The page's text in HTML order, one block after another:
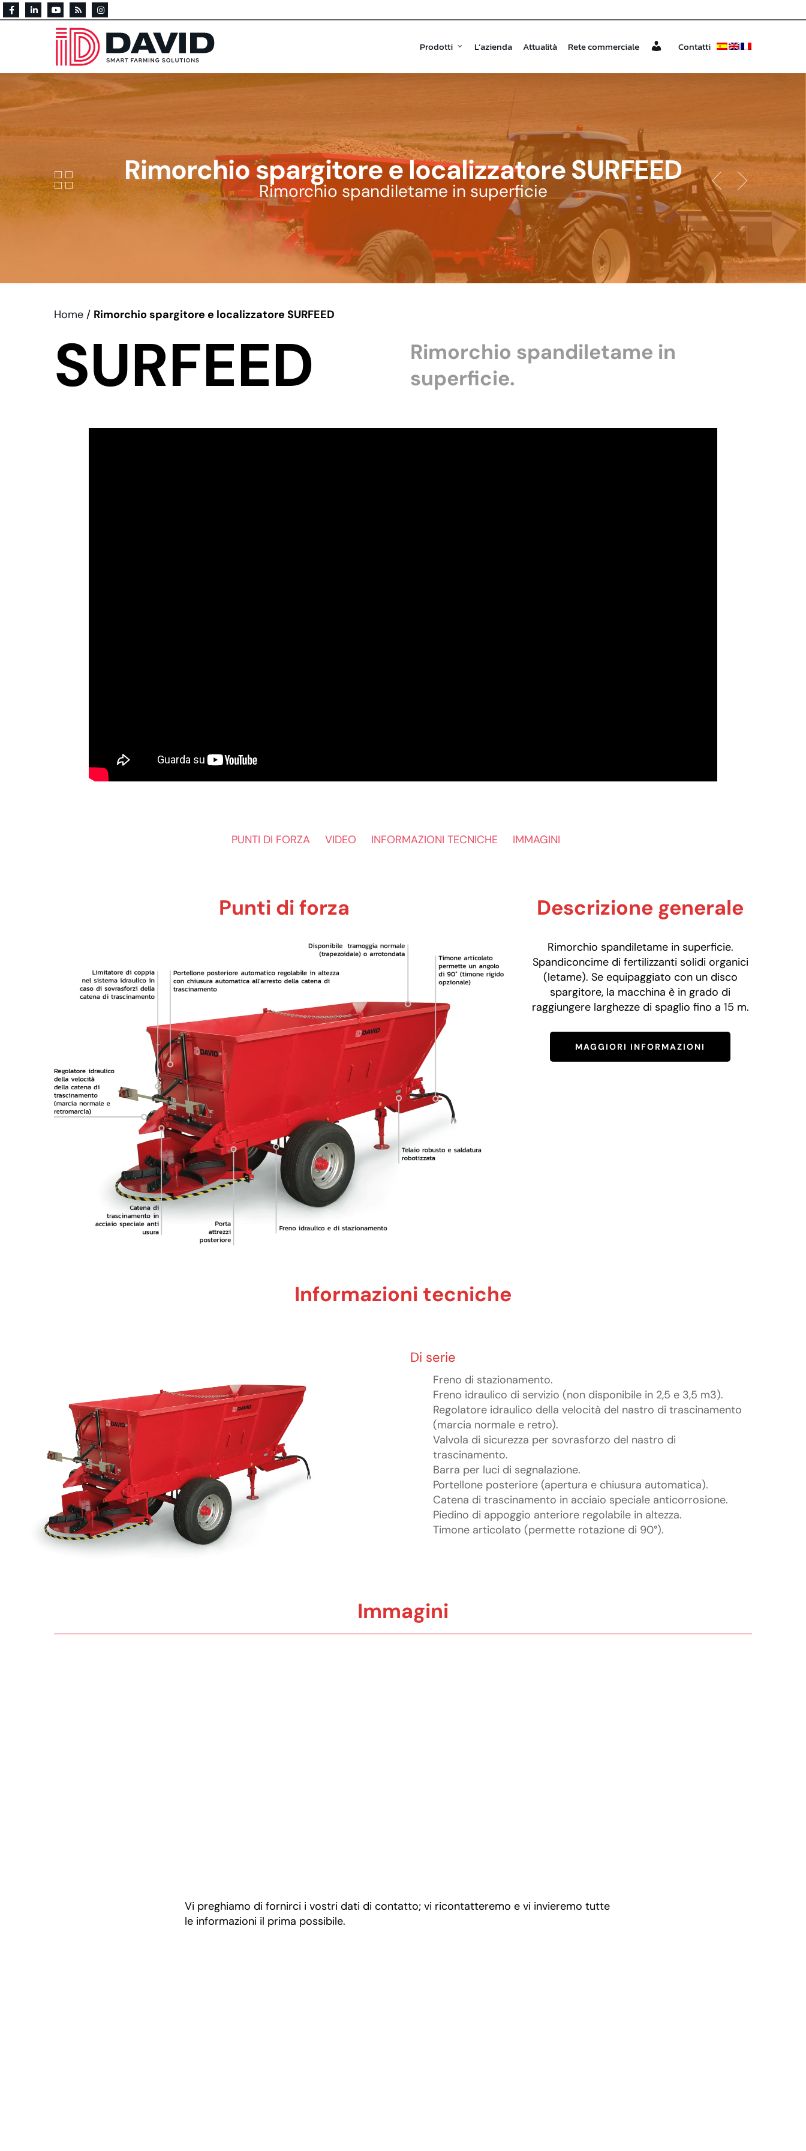
Prodotti L’azienda Attualità Rete commerciale Contatti
Rimorchio spargitore e localizzatore SURFEED
Rimorchio spandiletame in superficie
Home / Rimorchio spargitore e localizzatore SURFEED
SURFEED
Rimorchio spandiletame in
superficie.
PUNTI DI FORZA VIDEO INFORMAZIONI TECNICHE IMMAGINI
Punti di forza Descrizione generale
Rimorchio spandiletame in superficie.
Spandiconcime di fertilizzanti solidi organici
(letame). Se equipaggiato con un disco
spargitore, la macchina è in grado di
raggiungere larghezze di spaglio fino a 15 m.
MAGGIORI INFORMAZIONI
Informazioni tecniche
Di serie
Freno di stazionamento.
Freno idraulico di servizio (non disponibile in 2,5 e 3,5 m3).
Regolatore idraulico della velocità del nastro di trascinamento
(marcia normale e retro).
Valvola di sicurezza per sovrasforzo del nastro di
trascinamento.
Barra per luci di segnalazione.
Portellone posteriore (apertura e chiusura automatica).
Catena di trascinamento in acciaio speciale anticorrosione.
Piedino di appoggio anteriore regolabile in altezza.
Timone articolato (permette rotazione di 90°).
Immagini
Vi preghiamo di fornirci i vostri dati di contatto; vi ricontatteremo e vi invieremo tutte
le informazioni il prima possibile.